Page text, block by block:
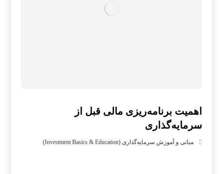
اهمیت برنامه‌ریزی مالی قبل از
سرمایه‌گذاری
مبانی و آموزش سرمایه‌گذاری (Investment Basics & Education)